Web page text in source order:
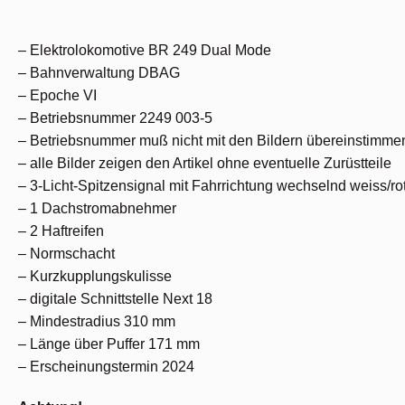
– Elektrolokomotive BR 249 Dual Mode
– Bahnverwaltung DBAG
– Epoche VI
– Betriebsnummer 2249 003-5
– Betriebsnummer muß nicht mit den Bildern
– alle Bilder zeigen den Artikel ohne eventuelle Zurüstteile
– 3-Licht-Spitzensignal mit Fahrrichtung wechselnd weiss/
– 1 Dachstromabnehmer
– 2 Haftreifen
– Normschacht
– Kurzkupplungskulisse
– digitale Schnittstelle Next 18
– Mindestradius 310 mm
– Länge über Puffer 171 mm
– Erscheinungstermin 2024